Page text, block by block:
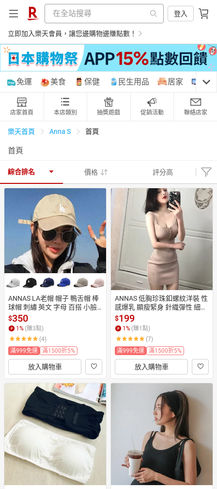
登入
立即加入樂天會員，讓您邊購物邊賺點數！
購物網分類
天天免運 美食蛋糕
居家生活 3C家電 親子玩具
女裝 化妝保養 情趣用品
日本購物 電子/紙本書
HOT
免運 美食 保健 民生用品 居家 3C
店家首頁 本店類別 抽獎遊戲 促銷活動 聯絡店家
樂天首頁 Anna S 首頁
首頁
綜合排名 價格 評分高
ANNAS LA老帽 帽子 鴨舌帽 棒
球帽 刺繡 英文 字母 百搭 小臉
韓國 歐美 男女 情侶
$350
1 % (賺3點)
(4)
滿999免運
滿1500折5%
放入購物車
ANNAS 低胸珍珠釦螺紋洋裝 性
感爆乳 顯瘦緊身 針織彈性 細肩
帶長版背心 派對婚宴百搭 貼身
內衣搭小可愛
$199
1 % (賺1 點)
(7)
滿999免運
滿1500折5%
放入購物車